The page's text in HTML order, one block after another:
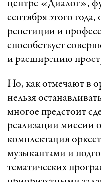
центре «Диалог»,
сентября этого
репетиции и
способствует
и расширению
Но, как отмечают в
нельзя
многое предстоит
реализации миссии
комплектация
музыкантами и
тематических